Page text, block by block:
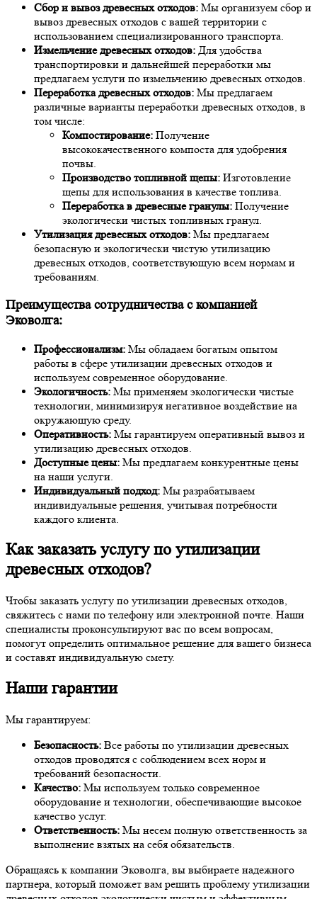
Сбор и вывоз древесных отходов: Мы организуем сбор и
вывоз древесных отходов с вашей территории с
использованием специализированного транспорта.
Измельчение древесных отходов: Для удобства
транспортировки и дальнейшей переработки мы
предлагаем услуги по измельчению древесных отходов.
Переработка древесных отходов: Мы предлагаем
различные варианты переработки древесных отходов, в
том числе:
Компостирование: Получение
высококачественного компоста для удобрения
почвы.
Производство топливной щепы: Изготовление
щепы для использования в качестве топлива.
Переработка в древесные гранулы: Получение
экологически чистых топливных гранул.
Утилизация древесных отходов: Мы предлагаем
безопасную и экологически чистую утилизацию
древесных отходов, соответствующую всем нормам и
требованиям.
Преимущества сотрудничества с компанией
Эковолга:
Профессионализм: Мы обладаем богатым опытом
работы в сфере утилизации древесных отходов и
используем современное оборудование.
Экологичность: Мы применяем экологически чистые
технологии, минимизируя негативное воздействие на
окружающую среду.
Оперативность: Мы гарантируем оперативный вывоз и
утилизацию древесных отходов.
Доступные цены: Мы предлагаем конкурентные цены
на наши услуги.
Индивидуальный подход: Мы разрабатываем
индивидуальные решения, учитывая потребности
каждого клиента.
Как заказать услугу по утилизации
древесных отходов?
Чтобы заказать услугу по утилизации древесных отходов,
свяжитесь с нами по телефону или электронной почте. Наши
специалисты проконсультируют вас по всем вопросам,
помогут определить оптимальное решение для вашего бизнеса
и составят индивидуальную смету.
Наши гарантии
Мы гарантируем:
Безопасность: Все работы по утилизации древесных
отходов проводятся с соблюдением всех норм и
требований безопасности.
Качество: Мы используем только современное
оборудование и технологии, обеспечивающие высокое
качество услуг.
Ответственность: Мы несем полную ответственность за
выполнение взятых на себя обязательств.
Обращаясь к компании Эковолга, вы выбираете надежного
партнера, который поможет вам решить проблему утилизации